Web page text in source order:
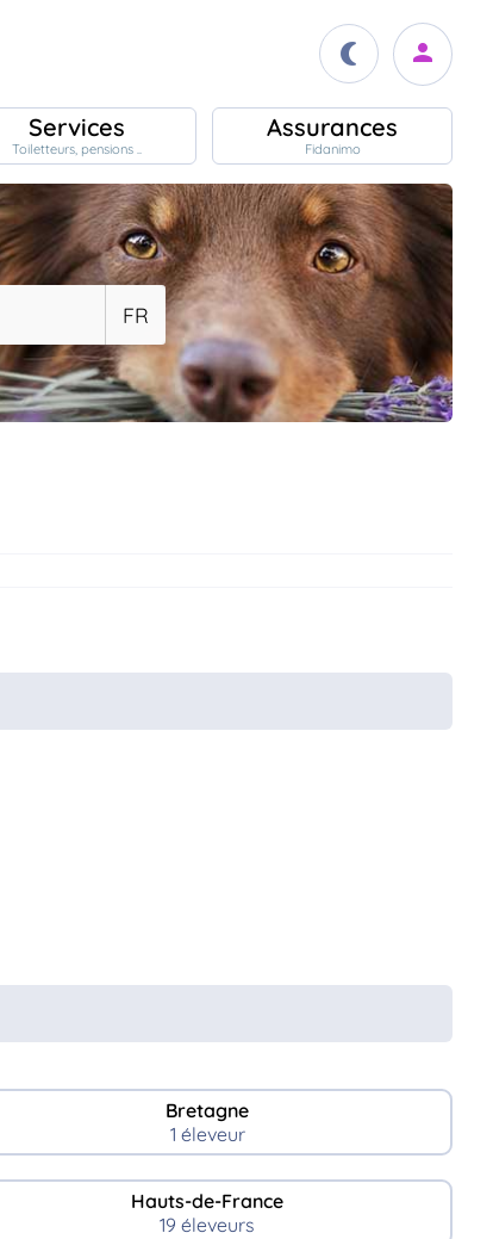
Services
Toiletteurs, pensions ..
Assurances
Fidanimo
FR
Bretagne
1 éleveur
Hauts-de-France
19 éleveurs